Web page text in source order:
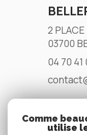
2 PLACE
03700
04 70 41
Comme
utilise